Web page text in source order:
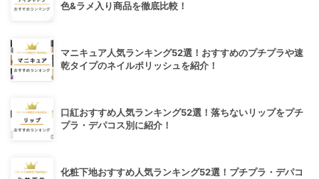
色&ラメ入り商品を徹底比較！
マニキュア人気ランキング52選！おすすめのプチプラや速
乾タイプのネイルポリッシュを紹介！
口紅おすすめ人気ランキング52選！落ちないリップをプチ
プラ・デパコス別に紹介！
化粧下地おすすめ人気ランキング52選！プチプラ・デパコ